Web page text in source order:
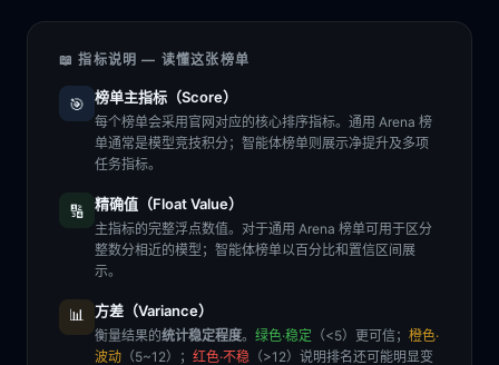
📖 指标说明 — 读懂这张榜单
🎯 榜单主指标（Score）
每个榜单会采用官网对应的核心排序指标。通用 Arena 榜
单通常是模型竞技积分；智能体榜单则展示净提升及多项
任务指标。
🔢 精确值（Float Value）
主指标的完整浮点数值。对于通用 Arena 榜单可用于区分
整数分相近的模型；智能体榜单以百分比和置信区间展
示。
📊 方差（Variance）
衡量结果的统计稳定程度。 绿色·稳定 （<5）更可信； 橙色·
波动 （5~12）； 红色·不稳 （>12）说明排名还可能明显变